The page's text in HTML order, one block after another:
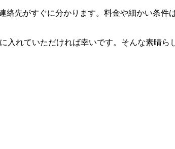
先がすぐに分かります。料金や細かい条件
れていただければ幸いです。そんな素晴ら